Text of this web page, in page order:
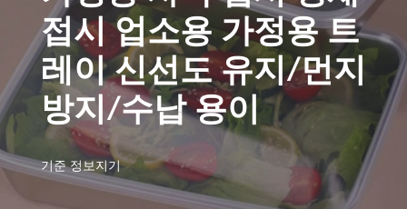
접시 업소용 가정용 트
레이 신선도 유지/먼지
방지/수납 용이
기준정보지기